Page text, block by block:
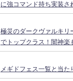
に強コマンド持ち実装さ
極災のダークヴァルキリ
でトップクラス！闇神楽
メギドフェス一覧と当た